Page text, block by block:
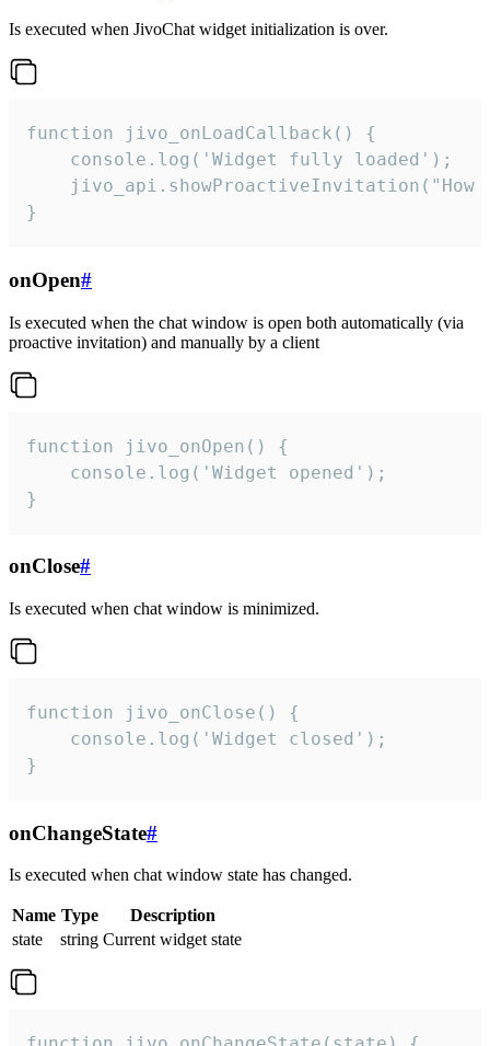
Is executed when JivoChat widget initialization is over.
function jivo_onLoadCallback() {
    console.log('Widget fully loaded');
jivo_api.showProactiveInvitation("How
}
onOpen#
Is executed when the chat window is open both automatically (via
proactive invitation) and manually by a client
function jivo_onOpen() {
    console.log('Widget opened');
}
onClose#
Is executed when chat window is minimized.
function jivo_onClose() {
    console.log('Widget closed');
}
onChangeState#
Is executed when chat window state has changed.
Name Type
Description
state
string Current widget state